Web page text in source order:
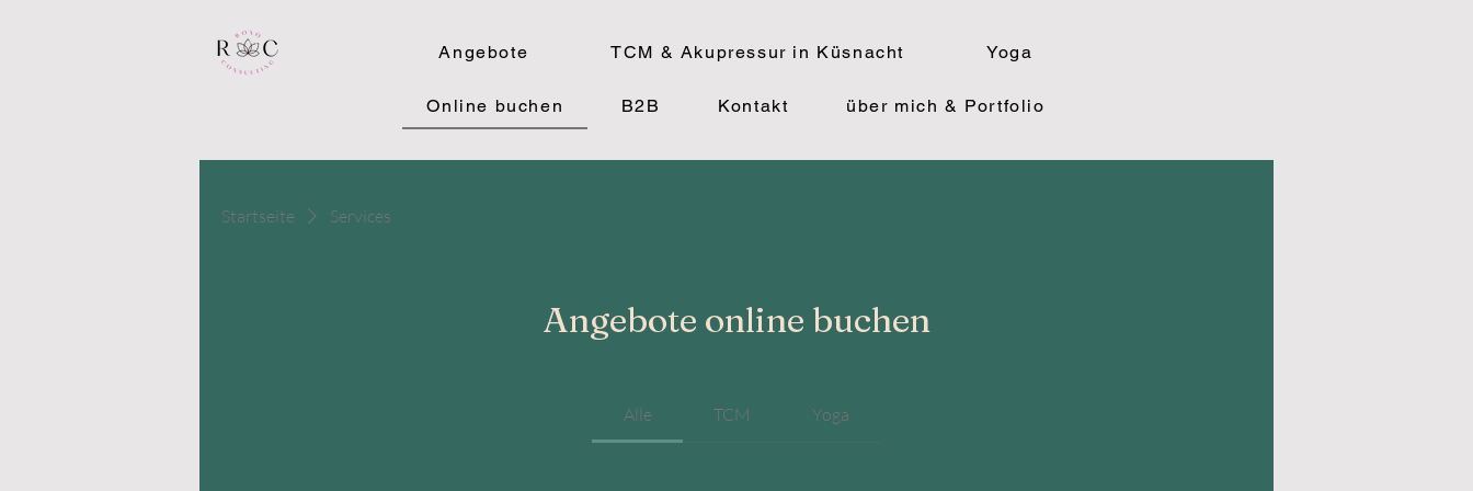
Angebote TCM & Akupressur in Küsnacht Yoga
Online buchen B2B Kontakt über mich & Portfolio
Startseite Services
Angebote online buchen
Alle TCM Yoga